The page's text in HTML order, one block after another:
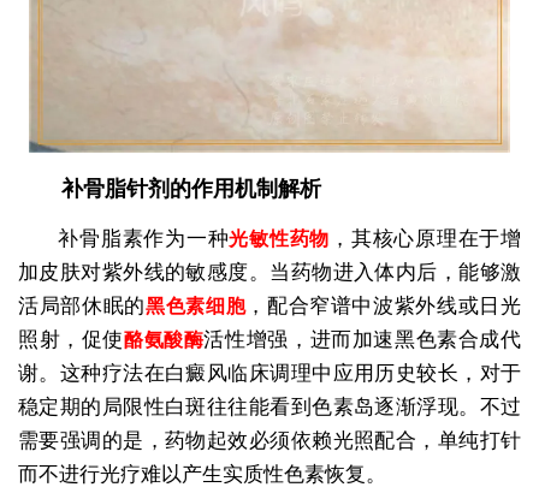
补骨脂针剂的作用机制解析
补骨脂素作为一种光敏性药物 ，其核心原理在于增
加皮肤对紫外线的敏感度。当药物进入体内后，能够激
活局部休眠的黑色素细胞，配合窄谱中波紫外线或日光
照射，促使酪氨酸酶活性增强，进而加速黑色素合成代
谢。这种疗法在白癜风临床调理中应用历史较长，对于
稳定期的局限性白斑往往能看到色素岛逐渐浮现。不过
需要强调的是，药物起效必须依赖光照配合，单纯打针
而不进行光疗难以产生实质性色素恢复。